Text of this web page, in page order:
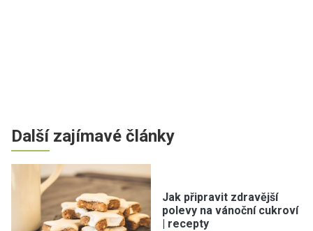
Další zajímavé články
Jak připravit zdravější
polevy na vánoční cukroví
| recepty